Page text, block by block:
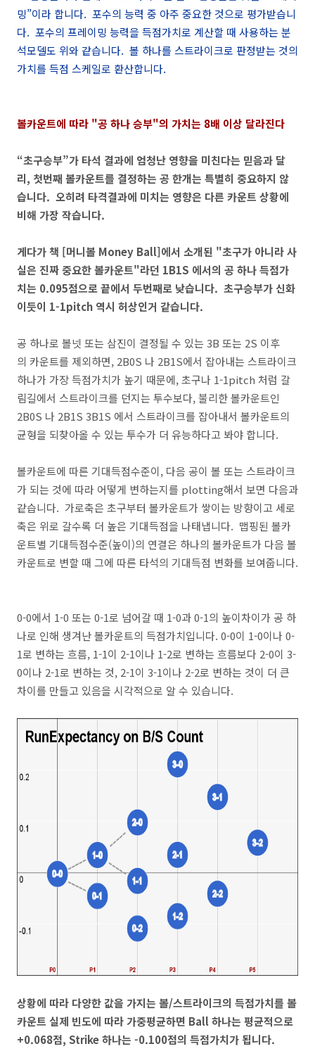
밍”이라 합니다. 포수의 능력 중 아주 중요한 것으로 평가받습니
다. 포수의 프레이밍 능력을 득점가치로 계산할 때 사용하는 분
석모델도 위와 같습니다. 볼 하나를 스트라이크로 판정받는 것의
가치를 득점 스케일로 환산합니다.
볼카운트에 따라 "공 하나 승부"의 가치는 8배 이상 달라진다
“초구승부”가 타석 결과에 엄청난 영향을 미친다는 믿음과 달
리, 첫번째 볼카운트를 결정하는 공 한개는 특별히 중요하지 않
습니다. 오히려 타격결과에 미치는 영향은 다른 카운트 상황에
비해 가장 작습니다.
게다가 책 [머니볼 Money Ball]에서 소개된 "초구가 아니라 사
실은 진짜 중요한 볼카운트"라던 1B1S 에서의 공 하나 득점가
치는 0.095점으로 끝에서 두번째로 낮습니다. 초구승부가 신화
이듯이 1-1pitch 역시 허상인거 같습니다.
공 하나로 볼넷 또는 삼진이 결정될 수 있는 3B 또는 2S 이후
의 카운트를 제외하면, 2B0S 나 2B1S에서 잡아내는 스트라이크
하나가 가장 득점가치가 높기 때문에, 초구나 1-1pitch 처럼 갈
림길에서 스트라이크를 던지는 투수보다, 불리한 볼카운트인
2B0S 나 2B1S 3B1S 에서 스트라이크를 잡아내서 볼카운트의
균형을 되찾아올 수 있는 투수가 더 유능하다고 봐야 합니다.
볼카운트에 따른 기대득점수준이, 다음 공이 볼 또는 스트라이크
가 되는 것에 따라 어떻게 변하는지를 plotting해서 보면 다음과
같습니다. 가로축은 초구부터 볼카운트가 쌓이는 방향이고 세로
축은 위로 갈수록 더 높은 기대득점을 나태냅니다. 맵핑된 볼카
운트별 기대득점수준(높이)의 연결은 하나의 볼카운트가 다음 볼
카운트로 변할 때 그에 따른 타석의 기대득점 변화를 보여줍니다.
0-0에서 1-0 또는 0-1로 넘어갈 때 1-0과 0-1의 높이차이가 공 하
나로 인해 생겨난 볼카운트의 득점가치입니다. 0-0이 1-0이나 0-
1로 변하는 흐름, 1-1이 2-1이나 1-2로 변하는 흐름보다 2-0이 3-
0이나 2-1로 변하는 것, 2-1이 3-1이나 2-2로 변하는 것이 더 큰
차이를 만들고 있음을 시각적으로 알 수 있습니다.
상황에 따라 다양한 값을 가지는 볼/스트라이크의 득점가치를 볼
카운트 실제 빈도에 따라 가중평균하면 Ball 하나는 평균적으로
+0.068점, Strike 하나는 -0.100점의 득점가치가 됩니다.